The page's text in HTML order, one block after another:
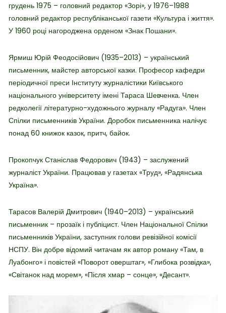
грудень 1975 – головний редактор «Зорі», у 1976–1988
головний редактор республіканської газети «Культура і життя».
У 1960 році нагороджена орденом «Знак Пошани».
Ярмиш Юрій Феодосійович (1935–2013) – український
письменник, майстер авторської казки. Професор кафедри
періодичної преси Інституту журналістики Київського
національного університету імені Тараса Шевченка. Член
редколегії літературно-художнього журналу «Радуга». Член
Спілки письменників України. Доробок письменника налічує
понад 60 книжок казок, притч, байок.
Прокопчук Станіслав Федорович (1943) – заслужений
журналіст України. Працював у газетах «Труд», «Радянська
Україна».
Тарасов Валерій Дмитрович (1940–2013) – український
письменник – прозаїк і публіцист. Член Національної Спілки
письменників України, заступник голови ревізійної комісії
НСПУ. Він добре відомий читачам як автор роману «Там, в
Луабонго» і повістей «Поворот оверштаг», «Глибока розвідка»,
«Світанок над морем», «Після хмар – сонце», «Десант».